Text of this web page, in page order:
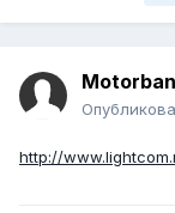
http://